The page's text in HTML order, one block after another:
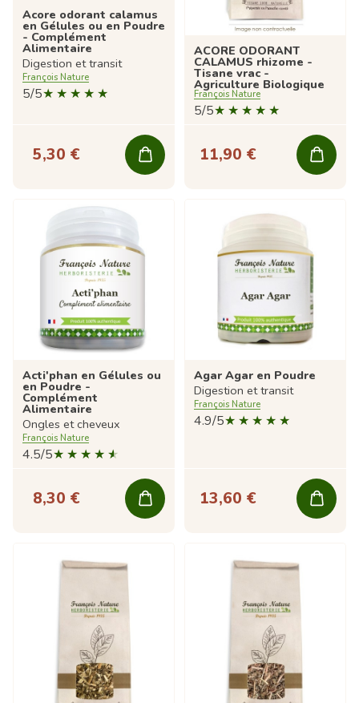
Acore odorant calamus
en Gélules ou en Poudre
- Complément
Alimentaire
Digestion et transit
François Nature
5/5
5,30 €
ACORE ODORANT
CALAMUS rhizome -
Tisane vrac -
Agriculture Biologique
François Nature
5/5
11,90 €
Acti'phan en Gélules ou
en Poudre -
Complément
Alimentaire
Ongles et cheveux
François Nature
4.5/5
8,30 €
Agar Agar en Poudre
Digestion et transit
François Nature
4.9/5
13,60 €